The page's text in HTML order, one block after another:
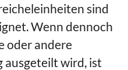
sind
Wenn dennoch
oder andere
ausgeteilt wird, ist